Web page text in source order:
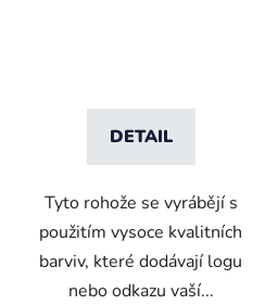
DETAIL
Tyto rohože se vyrábějí s
použitím vysoce kvalitních
barviv, které dodávají logu
nebo odkazu vaší...